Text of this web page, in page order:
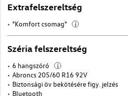
Extrafelszereltség
"Komfort csomag" i
Széria felszereltség
6 hangszóró i
Abroncs 205/60 R16 92V
Biztonsági öv bekötésére figy. jelzés
Bluetooth